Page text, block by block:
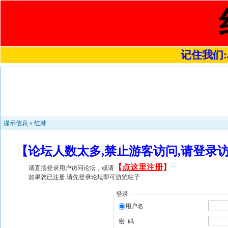
记住我们
提示信息 » 红港
【论坛人数太多,禁止游客访问,请登
请直接登录用户访问论坛，或请 【 点这里注册】
如果您已注册,请先登录论坛即可游览帖子
登录
用户名
密 码